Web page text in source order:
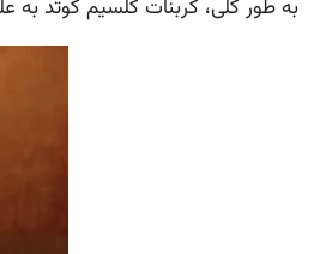
به طور کلی، کربنات کلسیم کوتد